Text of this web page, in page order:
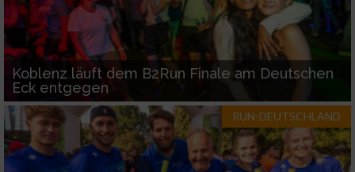
Koblenz läuft dem B2Run Finale am Deutschen
Eck entgegen
RUN-DEUTSCHLAND